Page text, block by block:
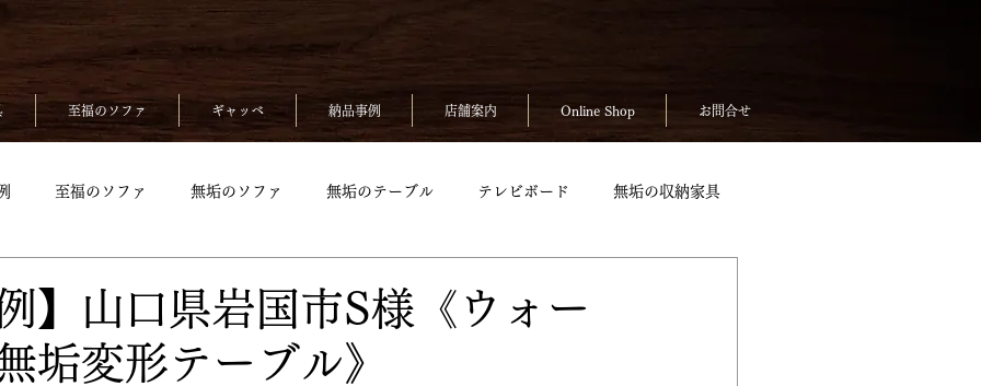
至福のソファ ギャッベ 納品事例 店舗案内 Online Shop お問合せ
至福のソファ 無垢のソファ 無垢のテーブル テレビボード 無垢の収納家具
無垢のチェアpickup 無垢のベッドpickup
】山口県岩国市S様《ウォー
垢変形テーブル》